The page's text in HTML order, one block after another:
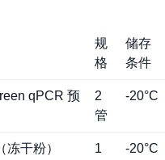
规
格
储存
条件
qPCR 预
2
管
-20°C
干粉）
1
-20°C